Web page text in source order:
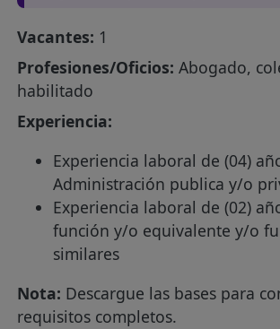
Vacantes: 1
Profesiones/Oficios: Abogado,
habilitado
Experiencia:
Experiencia laboral de (04)
Administración publica y/o
Experiencia laboral de (02)
función y/o equivalente y/o
similares
Nota: Descargue las bases para
requisitos completos.